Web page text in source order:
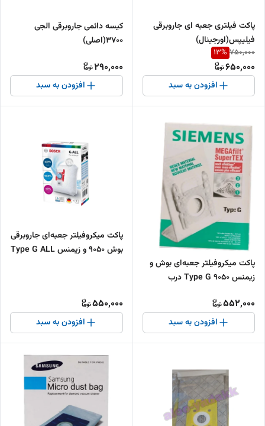
پاکت فیلتری جعبه ای جاروبرقی
فیلیپس(اورجینال)
750,000
13%
650,000
افزودن به سبد
کیسه دائمی جاروبرقی الجی
۳۷۰۰(اصلی)
290,000
افزودن به سبد
پاکت میکروفیلتر جعبه‌ای بوش و
زیمنس 9050 Type G درب
552,000
افزودن به سبد
پاکت میکروفیلتر جعبه‌ای جاروبرقی
بوش 9050 و زیمنس Type G ALL
550,000
افزودن به سبد